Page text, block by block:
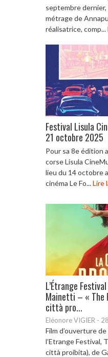
septembre
métrage de
réalisatrice, comp...
Festival Lisula
21 octobre 2025
Pour sa 8e édition
corse Lisula
lieu du 14 octobre
cinéma Le Fo...Lire
L’Étrange
Mainetti – « The
città pro...
Eléonore VIGIER -
Film d’ouverture
l’Etrange Festival,
città proibita), de